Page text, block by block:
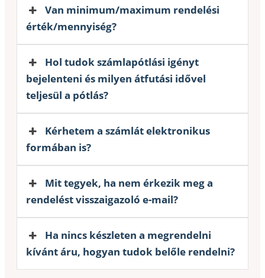
Van minimum/maximum rendelési
érték/mennyiség?
Hol tudok számlapótlási igényt
bejelenteni és milyen átfutási idővel
teljesül a pótlás?
Kérhetem a számlát elektronikus
formában is?
Mit tegyek, ha nem érkezik meg a
rendelést visszaigazoló e-mail?
Ha nincs készleten a megrendelni
kívánt áru, hogyan tudok belőle rendelni?